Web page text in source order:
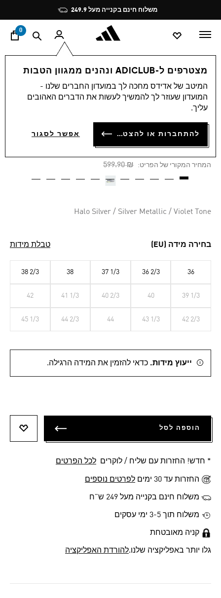
Pause
promotion
rotation
משלוח חינם בקנייה מעל 249.9
0
מצטרפים ל-ADICLUB ונהנים ממגוון הטבות
המיטב של אדידס מחכה לך במועדון החברים שלנו -
המועדון שעוזר לך להמשיך לעשות את הדברים האהובים
עליך.
להתחברות או להצטרפות אפשר לסגור
14
לאותו
4.5 (14)
SOLUTION 2.0
המחיר המקורי של הפריט: Price reduced from
₪ 599.90
to
Halo Silver / Silver Metallic / Violet Tone
בחירה מידה (EU) טבלת מידות
36
36 2/3
37 1/3
38
38 2/3
39 1/3
40
40 2/3
41 1/3
42
42 2/3
43 1/3
44
44 2/3
45 1/3
ייעוץ מידות. כדאי להזמין את המידה הרגילה.
הוספה לסל
* חדש! החזרות עם שליח / לוקרים לכל הפרטים
החזרות עד 30 ימים לפרטים נוספים
משלוח חינם בקנייה מעל 249 ש"ח
משלוח תוך 3-5 ימי עסקים
קניה מאובטחת
גלו יותר באפליקציה שלנו.להורדת האפליקציה